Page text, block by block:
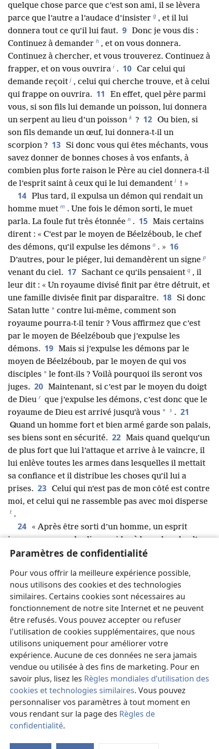
Paramètres de confidentialité
Pour vous offrir la meilleure expérience possible,
nous utilisons des cookies et des technologies
similaires. Certains cookies sont nécessaires au
fonctionnement de notre site Internet et ne peuvent
être refusés. Vous pouvez accepter ou refuser
l'utilisation de cookies supplémentaires, que nous
utilisons uniquement pour améliorer votre
expérience. Aucune de ces données ne sera jamais
vendue ou utilisée à des fins de marketing. Pour en
savoir plus, lisez les Règles mondiales d’utilisation des
cookies et technologies similaires. Vous pouvez
personnaliser vos paramètres à tout moment en
vous rendant sur la page des Règles de
confidentialité.
quelque chose parce que c’est son ami, il se lèvera
parce que l’autre a l’audace d’insister g , et il lui
donnera tout ce qu’il lui faut. 9 Donc je vous dis :
Continuez à demander h , et on vous donnera.
Continuez à chercher, et vous trouverez. Continuez à
frapper, et on vous ouvrira i . 10 Car celui qui
demande reçoit j , celui qui cherche trouve, et à celui
qui frappe on ouvrira. 11
En effet, quel père parmi
vous, si son fils lui demande un poisson, lui donnera
un serpent au lieu d’un poisson k ? 12 Ou bien, si
son fils demande un œuf, lui donnera-t-il un
scorpion ? 13 Si donc vous qui êtes méchants, vous
savez donner de bonnes choses à vos enfants, à
combien plus forte raison le Père au ciel donnera-t-il
de l’esprit saint à ceux qui le lui demandent l ! »
14 Plus tard, il expulsa un démon qui rendait un
homme muet m . Une fois le démon sorti, le muet
parla. La foule fut très étonnée n . 15 Mais certains
dirent : « C’est par le moyen de Béelzéboub, le chef
des démons, qu’il expulse les démons o . » 16
D’autres, pour le piéger, lui demandèrent un signe p
venant du ciel. 17 Sachant ce qu’ils pensaient q , il
leur dit : « Un royaume divisé finit par être détruit, et
une famille divisée finit par disparaître. 18 Si donc
Satan lutte * contre lui-même, comment son
royaume pourra-t-il tenir ? Vous affirmez que c’est
par le moyen de Béelzéboub que j’expulse les
démons. 19 Mais si j’expulse les démons par le
moyen de Béelzéboub, par le moyen de qui vos
disciples * le font-ils ? Voilà pourquoi ils seront vos
juges. 20 Maintenant, si c’est par le moyen du doigt
de Dieu r que j’expulse les démons, c’est donc que le
royaume de Dieu est arrivé jusqu’à vous * s . 21
Quand un homme fort et bien armé garde son palais,
ses biens sont en sécurité. 22 Mais quand quelqu’un
de plus fort que lui l’attaque et arrive à le vaincre, il
lui enlève toutes les armes dans lesquelles il mettait
sa confiance et il distribue les choses qu’il lui a
prises. 23 Celui qui n’est pas de mon côté est contre
moi, et celui qui ne rassemble pas avec moi disperse
t .
24
« Après être sorti d’un homme, un esprit
impur passe par des lieux arides à la recherche d’un
endroit où se reposer, mais comme il n’en trouve
suis sorti u .” 25
En arrivant, il la trouve balayée et
décorée. 26 Il va alors chercher sept autres esprits
plus méchants que lui, puis ils entrent et s’installent
là. Finalement, l’état de cet homme devient pire
qu’avant
. »
27 Pendant qu’il disait cela, une femme lui cria du
milieu de la foule : « Heureuse est la femme qui t’a
porté en elle et qui t’a allaité w ! » 28 Mais il
répondit : « Non, heureux plutôt sont ceux qui
entendent la parole de Dieu et y obéissent x ! »
29 Alors que la foule grossissait, il commença à
dire : « Cette génération est une génération
méchante. Elle cherche un signe
qui lui sera donné sera le signe de Jonas